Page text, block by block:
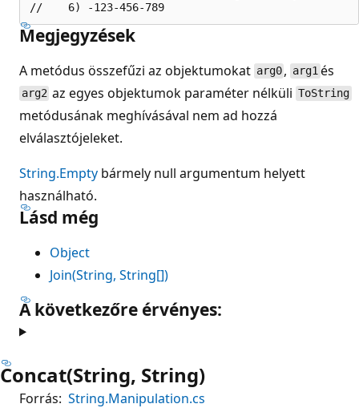
Megjegyzések
A metódus összefűzi az objektumokat arg0 , arg1és
arg2 az egyes objektumok paraméter nélküli ToString
metódusának meghívásával nem ad hozzá
elválasztójeleket.
String.Empty bármely null argumentum helyett
használható.
Lásd még
Object
Join(String, String[])
A következőre érvényes:
Concat(String, String)
Forrás: String.Manipulation.cs